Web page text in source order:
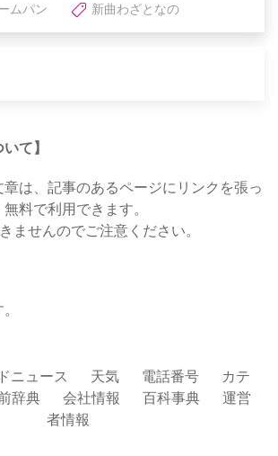
ムパン
新曲わざとなの
て】
は、記事のあるページにリンクを張っ
料で利用できます。
ませんのでご注意ください。
ニュース 天気 電話番号
カテ
辞典 会社情報 百科事典
運営
者情報